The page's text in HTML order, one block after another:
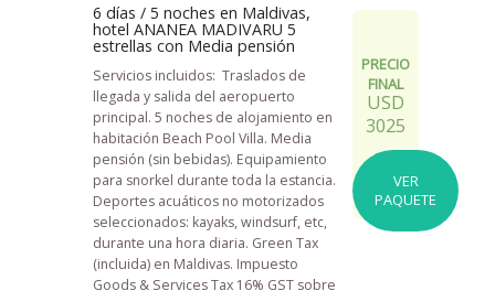
6 días / 5 noches en Maldivas,
hotel ANANEA MADIVARU 5
estrellas con Media pensión
Servicios incluidos: Traslados de
llegada y salida del aeropuerto
principal. 5 noches de alojamiento en
habitación Beach Pool Villa. Media
pensión (sin bebidas). Equipamiento
para snorkel durante toda la estancia.
Deportes acuáticos no motorizados
seleccionados: kayaks, windsurf, etc,
durante una hora diaria. Green Tax
(incluida) en Maldivas. Impuesto
Goods & Services Tax 16% GST sobre
PRECIO
FINAL
USD
3025
VER
PAQUETE